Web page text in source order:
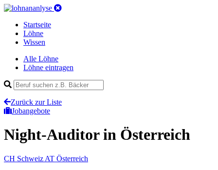
Startseite
Löhne
Wissen
Alle Löhne
Löhne eintragen
Zurück zur Liste
Jobangebote
Night-Auditorin Österreich
CH Schweiz AT Österreich